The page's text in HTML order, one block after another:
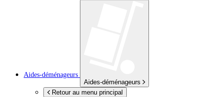
Aides-déménageurs
Aides-déménageurs
Retour au menu principal